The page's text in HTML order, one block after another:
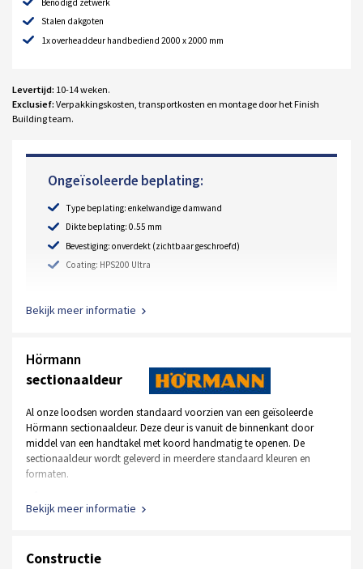
Stalen dakgoten
1x overheaddeur handbediend 2000 x 2000 mm
Levertijd: 10-14 weken.
Exclusief: Verpakkingskosten, transportkosten en montage door het Finish
Building team.
Ongeïsoleerde beplating:
Type beplating: enkelwandige damwand
Dikte beplating: 0.55 mm
Bevestiging: onverdekt (zichtbaar geschroefd)
Coating: HPS200 Ultra
Bekijk meer informatie
Hörmann
sectionaaldeur
Al onze loodsen worden standaard voorzien van een geïsoleerde
Hörmann sectionaaldeur. Deze deur is vanuit de binnenkant door
middel van een handtakel met koord handmatig te openen. De
sectionaaldeur wordt geleverd in meerdere standaard kleuren en
formaten.
Afmeting is 2500 mm x 2500 mm
Uitgevoerd met normaal beslag, inbouwhoogte +- 400 mm
Bekijk meer informatie
Constructie